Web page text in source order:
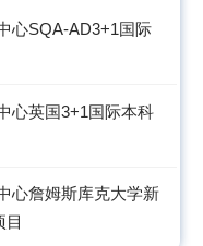
心SQA-AD3+1国际
心英国3+1国际本科
心詹姆斯库克大学新
目